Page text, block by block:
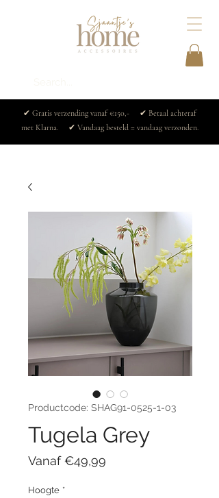
✔ Gratis verzending vanaf €150,- ✔ Betaal achteraf
met Klarna. ✔ Vandaag besteld = vandaag verzonden.
Productcode: SHAG91-0525-1-03
Tugela Grey
Vanaf€49,99
Hoogte *